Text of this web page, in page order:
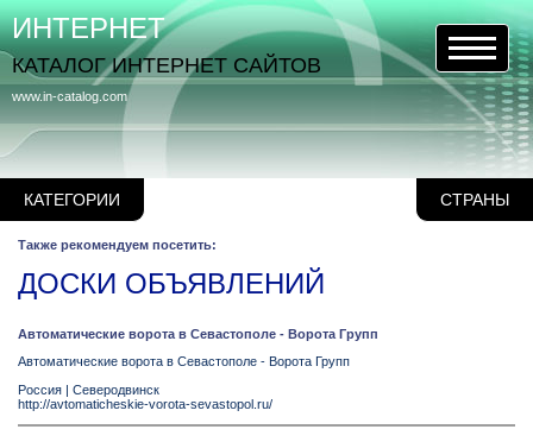
КАТЕГОРИИ СТРАНЫ
www.in-catalog.com
ИНТЕРНЕТ
КАТАЛОГ ИНТЕРНЕТ САЙТОВ
Также рекомендуем посетить:
ДОСКИ ОБЪЯВЛЕНИЙ
Автоматические ворота в Севастополе - Ворота Групп
Автоматические ворота в Севастополе - Ворота Групп
Россия | Северодвинск
http://avtomaticheskie-vorota-sevastopol.ru/